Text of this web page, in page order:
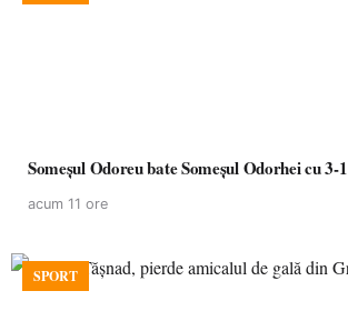
Someșul Odoreu bate Someșul Odorhei cu 3-1
acum 11 ore
SPORT